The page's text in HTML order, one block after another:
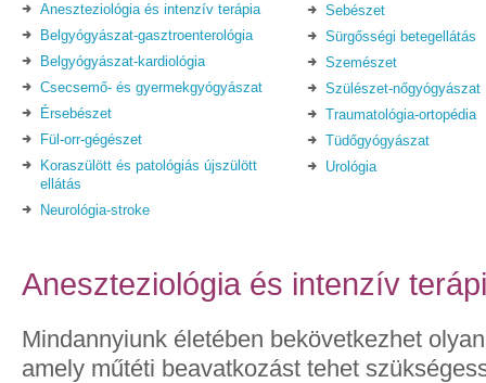
Aneszteziológia és intenzív terápia
Belgyógyászat-gasztroenterológia
Belgyógyászat-kardiológia
Csecsemő- és gyermekgyógyászat
Érsebészet
Fül-orr-gégészet
Koraszülött és patológiás újszülött
ellátás
Neurológia-stroke
Sebészet
Sürgősségi betegellátás
Szemészet
Szülészet-nőgyógyászat
Traumatológia-ortopédia
Tüdőgyógyászat
Urológia
Aneszteziológia és intenzív
Mindannyiunk életében bekövetkezhet
amely műtéti beavatkozást tehet